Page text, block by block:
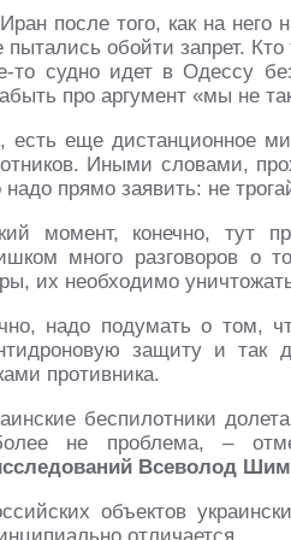
после того, как на него
пытались обойти запрет.
то судно идет в Одессу
про аргумент «мы не
есть еще дистанционное
Иными словами,
надо прямо заявить: не
момент, конечно, тут
много разговоров
их необходимо
надо подумать о том,
защиту и так
противника.
беспилотники
не проблема, –
Всеволод
объектов